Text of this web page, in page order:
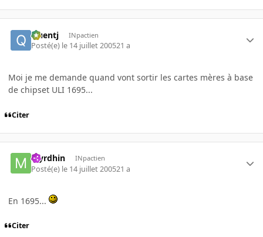
Quentj INpactien
Posté(e) le 14 juillet 200521 a
Moi je me demande quand vont sortir les cartes mères à base
de chipset ULI 1695...
Citer
Myrdhin INpactien
Posté(e) le 14 juillet 200521 a
En 1695...
Citer